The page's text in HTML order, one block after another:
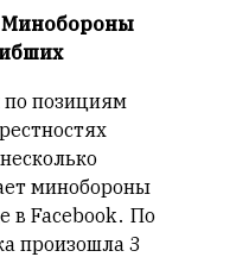
Минобороны
позициям
минобороны
в Facebook․ По
произошла 3